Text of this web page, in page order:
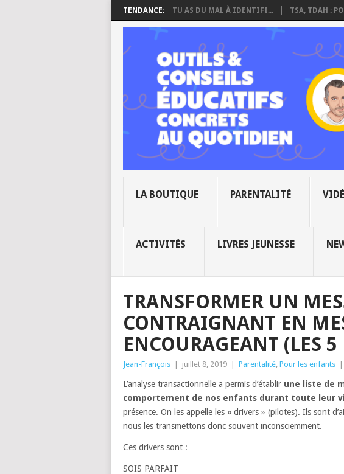
TENDANCE: TU AS DU MAL À IDENTIFI... TSA, TDAH :
LA BOUTIQUE PARENTALITÉ
ACTIVITÉS LIVRES JEUNESSE
TRANSFORMER UN
CONTRAIGNANT EN
ENCOURAGEANT (LES 5
Jean-François juillet 8, 2019 Parentalité Pour les enfants
L’analyse transactionnelle a permis d’établir une liste de
comportement de nos enfants durant toute leur
présence. On les appelle les « drivers » (pilotes). Ils sont
nous les transmettons donc souvent inconsciemment.
Ces drivers sont :
SOIS PARFAIT